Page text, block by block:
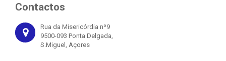
Contactos
Rua da Misericórdia nº9
9500-093 Ponta Delgada,
S.Miguel, Açores